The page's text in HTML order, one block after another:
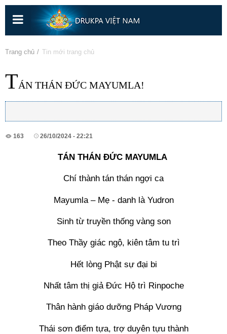
Nhảy
nội
dung
Trang chủ » Tin mới trang chủ
TÁN THÁN ĐỨC MAYUMLA!
163 26/10/2024 - 22:21
TÁN THÁN ĐỨC MAYUMLA
Chí thành tán thán ngợi ca
Mayumla – Mẹ - danh là Yudron
Sinh từ truyền thống vàng son
Theo Thầy giác ngộ, kiên tâm tu trì
Hết lòng Phật sự đại bi
Nhất tâm thị giả Đức Hộ trì Rinpoche
Thân hành giáo dưỡng Pháp Vương
Thái sơn điểm tựa, trợ duyên tựu thành